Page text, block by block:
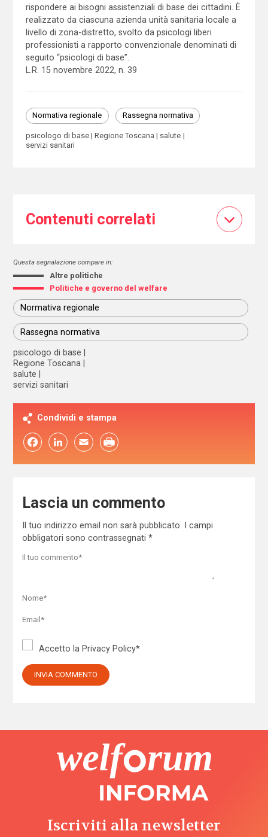
rispondere ai bisogni assistenziali di base dei cittadini. È
realizzato da ciascuna azienda unità sanitaria locale a
livello di zona-distretto, svolto da psicologi liberi
professionisti a rapporto convenzionale denominati di
seguito “psicologi di base”.
L.R. 15 novembre 2022, n. 39
Normativa regionale Rassegna normativa
psicologo di base Regione Toscana
salute
servizi sanitari
Contenuti correlati
Questa segnalazione compare in:
Altre politiche
Politiche e governo del welfare
Normativa regionale
Rassegna normativa
psicologo di base
Regione Toscana
salute
servizi sanitari
Condividi e stampa
FacebookLinkedIn Email
Lascia un commento
Il tuo indirizzo email non sarà pubblicato.
I campi
obbligatori sono contrassegnati *
Accetto la Privacy Policy*
Iscriviti alla newsletter